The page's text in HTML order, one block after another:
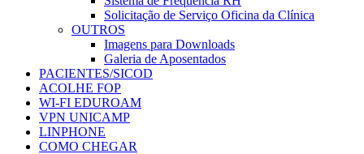
Solicitação de Serviço Oficina da Clínica
OUTROS
Imagens para Downloads
Galeria de Aposentados
PACIENTES/SICOD
ACOLHE FOP
WI-FI EDUROAM
VPN UNICAMP
LINPHONE
COMO CHEGAR